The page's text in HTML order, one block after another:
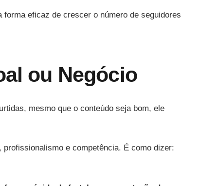
forma eficaz de crescer o número de seguidores
ou Negócio
mesmo que o conteúdo seja bom, ele
e competência. É como dizer: